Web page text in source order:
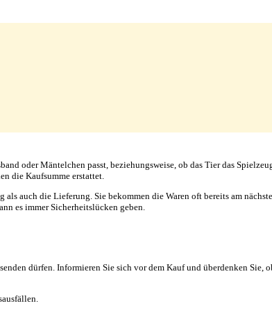
oder Mäntelchen passt, beziehungsweise, ob das Tier das
die Kaufsumme erstattet.
auch die Lieferung. Sie bekommen die Waren oft bereits am
es immer Sicherheitslücken geben.
dürfen. Informieren Sie sich vor dem Kauf und überdenken Sie,